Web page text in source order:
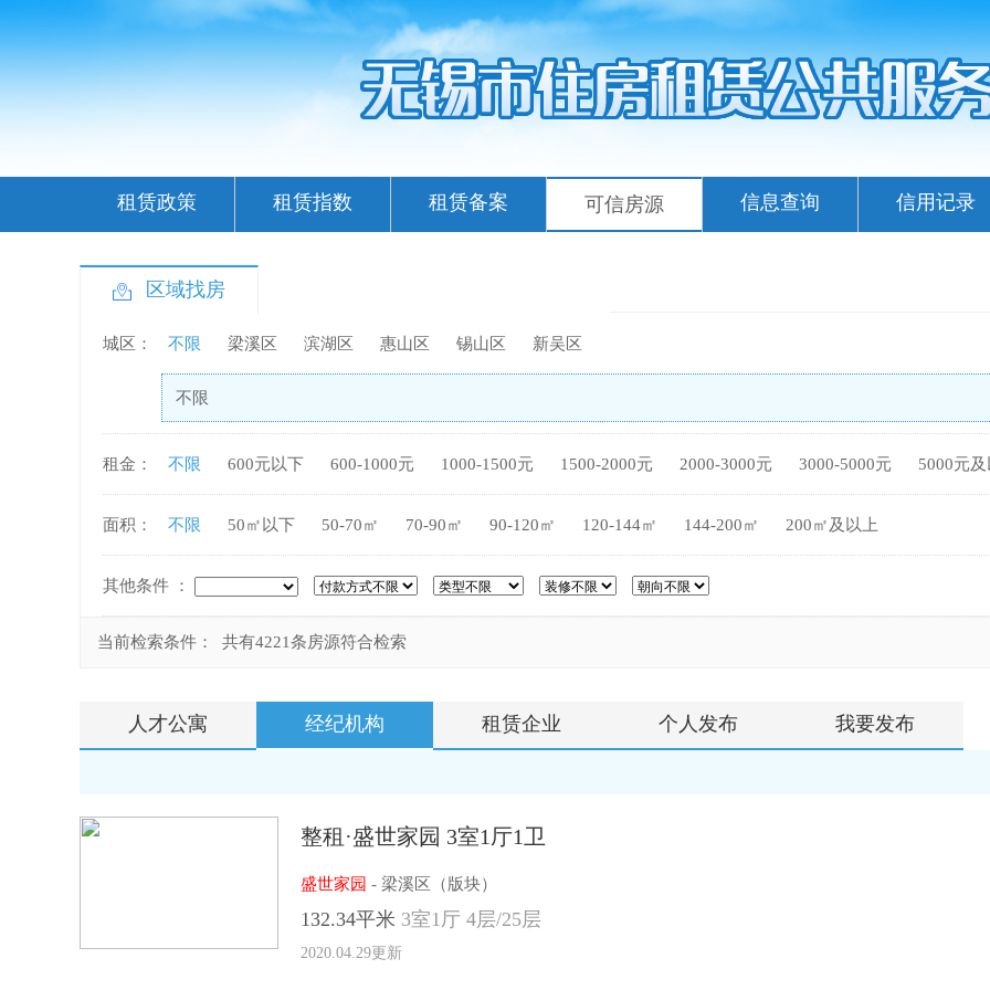
租赁政策 租赁指数 租赁备案 可信房源 信息查询 信用记录
区域找房
城区： 不限 梁溪区 滨湖区 惠山区 锡山区 新吴区
不限
租金： 不限 600元以下 600-1000元 1000-1500元 1500-2000元 2000-3000元 3000-5000元 5000元及
面积： 不限 50㎡以下 50-70㎡ 70-90㎡ 90-120㎡ 120-144㎡ 144-200㎡ 200㎡及以上
其他条件 ：
当前检索条件： 共有4221条房源符合检索
人才公寓 经纪机构 租赁企业 个人发布 我要发布
整租·盛世家园 3室1厅1卫
盛世家园 - 梁溪区（版块）
132.34平米 3室1厅 4层/25层
2020.04.29更新